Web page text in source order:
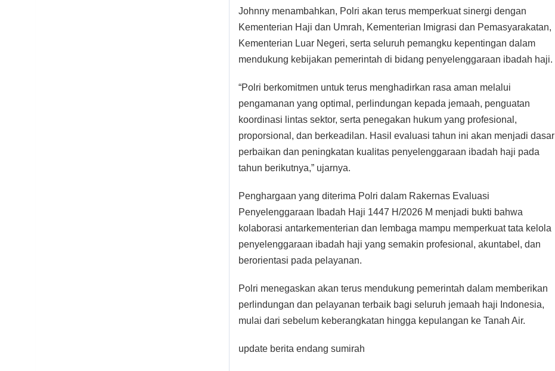
Johnny menambahkan, Polri akan terus memperkuat sinergi dengan
Kementerian Haji dan Umrah, Kementerian Imigrasi dan Pemasyarakatan,
Kementerian Luar Negeri, serta seluruh pemangku kepentingan dalam
mendukung kebijakan pemerintah di bidang penyelenggaraan ibadah haji.
“Polri berkomitmen untuk terus menghadirkan rasa aman melalui
pengamanan yang optimal, perlindungan kepada jemaah, penguatan
koordinasi lintas sektor, serta penegakan hukum yang profesional,
proporsional, dan berkeadilan. Hasil evaluasi tahun ini akan menjadi dasar
perbaikan dan peningkatan kualitas penyelenggaraan ibadah haji pada
tahun berikutnya,” ujarnya.
Penghargaan yang diterima Polri dalam Rakernas Evaluasi
Penyelenggaraan Ibadah Haji 1447 H/2026 M menjadi bukti bahwa
kolaborasi antarkementerian dan lembaga mampu memperkuat tata kelola
penyelenggaraan ibadah haji yang semakin profesional, akuntabel, dan
berorientasi pada pelayanan.
Polri menegaskan akan terus mendukung pemerintah dalam memberikan
perlindungan dan pelayanan terbaik bagi seluruh jemaah haji Indonesia,
mulai dari sebelum keberangkatan hingga kepulangan ke Tanah Air.
update berita endang sumirah